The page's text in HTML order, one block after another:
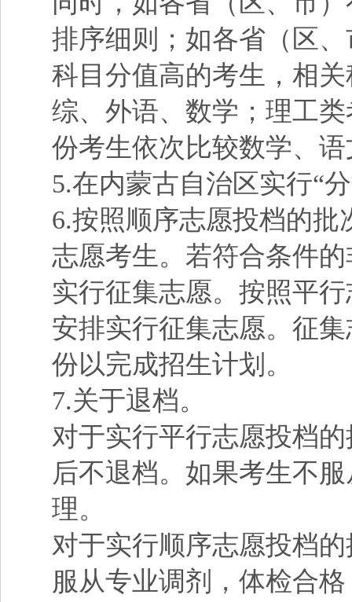
排序细则；如各省（区
科目分值高的考生，相
综、外语、数学；理工
份考生依次比较数学、
5.在内蒙古自治区实行“
6.按照顺序志愿投档的
志愿考生。若符合条件
实行征集志愿。按照平
安排实行征集志愿。征
份以完成招生计划。
7.关于退档。
对于实行平行志愿投档
后不退档。如果考生不
理。
对于实行顺序志愿投档
服从专业调剂，体检合